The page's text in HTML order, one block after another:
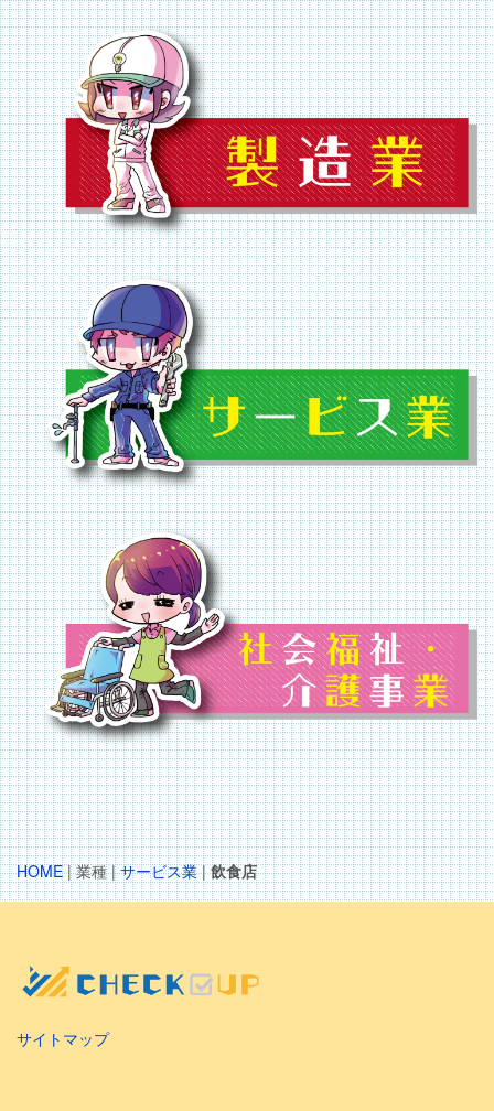
HOME| 業種 |サービス業|飲食店
サイトマップ